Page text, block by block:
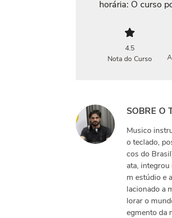
horária: O curso
4.5
Nota do Curso
SOBRE O
Musico
o teclado,
cos do
ata,
m estúdio e
lacionado a
lorar o
egmento da